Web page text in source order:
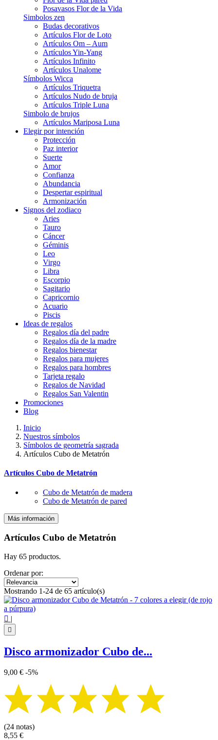
Posavasos Flor de la Vida
Simbolos zen
Budas decorativos
Artículos Flor de Loto
Artículos Om – Aum
Artículos Yin-Yang
Artículos Infinito
Artículos Unalome
Símbolos Wicca
Artículos Triquetra
Artículos Nudo de bruja
Artículos Triple Luna
Simbolo de brujos
Artículos Mariposa Luna
Elegir por intención
Protección
Paz interior
Suerte
Amor
Confianza
Abundancia
Despertar espiritual
Armonización
Signos del zodiaco
Aries
Tauro
Cáncer
Géminis
Leo
Virgo
Libra
Escorpio
Sagitario
Capricornio
Acuario
Piscis
Ideas de regalos
Regalos día del padre
Regalos día de la madre
Regalos bienestar
Regalos para mujeres
Regalos para hombres
Tarjeta regalo
Regalos de Navidad
Regalos San Valentin
Promociones
Blog
Inicio
Nuestros símbolos
Símbolos de geometría sagrada
Artículos Cubo de Metatrón
Artículos Cubo de Metatrón
Cubo de Metatrón de madera
Cubo de Metatrón de pared
Claro
Cubo de Metatrón de pared
Precio
€
€
Símbolo
Ver los productos65
Más información
Artículos Cubo de Metatrón
Hay 65 productos.
Ordenar por:
Mostrando 1-24 de 65 artículo(s)
 |

Disco armonizador Cubo de...
9,00 € -5%
(24 notas)
8,55 €